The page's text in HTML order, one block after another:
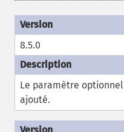
8.5.0
Le paramètre optionnel
ajouté.